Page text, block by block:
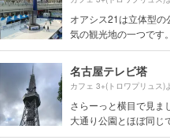
オアシス21は立体型の
気の観光地の一つです
名古屋テレビ塔
カフェ 3+(トロワプリュス)
さらーっと横目で見ま
大通り公園とほぼ同じ